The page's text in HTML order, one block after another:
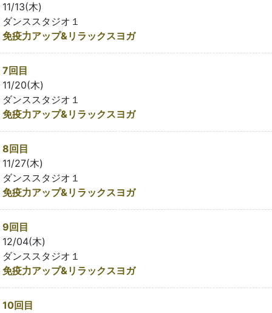
11/13(木)
ダンススタジオ１
免疫力アップ&リラックスヨガ
7回目
11/20(木)
ダンススタジオ１
免疫力アップ&リラックスヨガ
8回目
11/27(木)
ダンススタジオ１
免疫力アップ&リラックスヨガ
9回目
12/04(木)
ダンススタジオ１
免疫力アップ&リラックスヨガ
10回目